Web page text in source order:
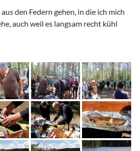
den Federn gehen, in die ich mich
auch weil es langsam recht kühl